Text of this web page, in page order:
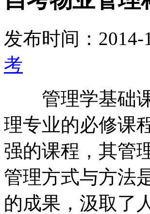
发布时间：2014-
考
管理学基础课
理专业的必修课
强的课程，其管
管理方式与方法
的成果，汲取了